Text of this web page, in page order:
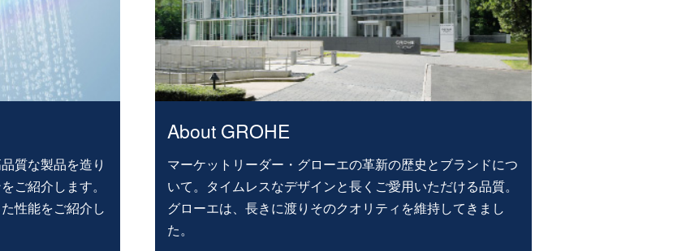
質な製品を造り
ご紹介します。
性能をご紹介し
About GROHE
マーケットリーダー・グローエの革新の歴史とブランドにつ
いて。タイムレスなデザインと長くご愛用いただける品質。
グローエは、長きに渡りそのクオリティを維持してきまし
た。